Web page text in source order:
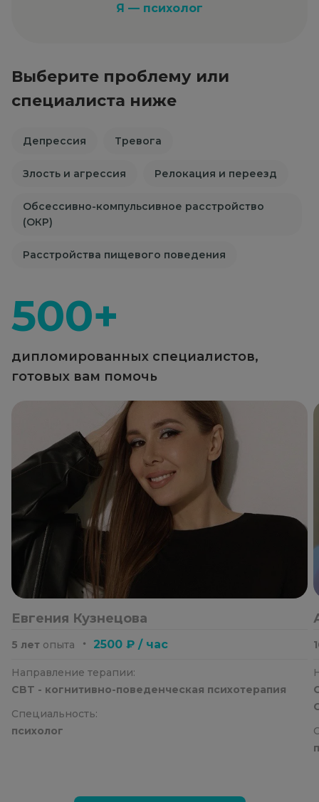
Я — психолог
Выберите проблему или
специалиста ниже
Депрессия Тревога
Злость и агрессия Релокация и переезд
Обсессивно-компульсивное расстройство
(ОКР)
Расстройства пищевого поведения
500+
дипломированных специалистов,
готовых вам помочь
Евгения Кузнецова
5 лет опыта ・ 2500 ₽ / час
Направление терапии:
CBT - когнитивно-поведенческая психотерапия
Специальность:
психолог